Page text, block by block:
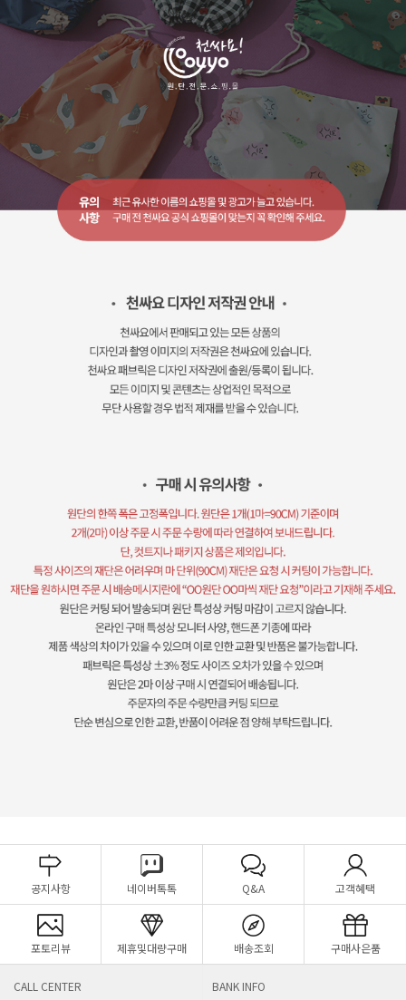
공지사항 네이버톡톡 Q&A 고객혜택
포토리뷰 제휴및대량구매 배송조회 구매사은품
CALL CENTER BANK INFO